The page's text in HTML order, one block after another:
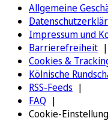
Allgemeine
Impressum und
Barrierefreiheit
Cookies &
Kölnische
RSS-Feeds
FAQ
Cookie-